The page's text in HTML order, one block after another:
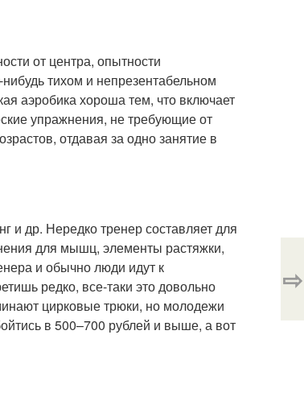
от центра, опытности
тихом и непрезентабельном
аэробика хороша тем, что включает
упражнения, не требующие от
отдавая за одно занятие в
и др. Нередко тренер составляет для
для мышц, элементы растяжки,
и обычно люди идут к
редко, все-таки это довольно
цирковые трюки, но молодежи
в 500–700 рублей и выше, а вот
⇨